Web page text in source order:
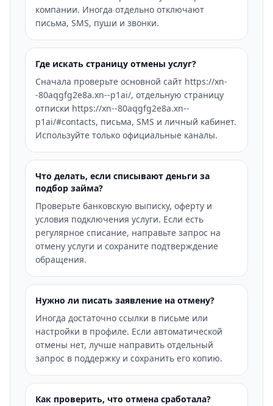
компании. Иногда отдельно отключают
письма, SMS, пуши и звонки.
Где искать страницу отмены услуг?
Сначала проверьте основной сайт https://xn-
-80aqgfg2e8a.xn--p1ai/, отдельную страницу
отписки https://xn--80aqgfg2e8a.xn--
p1ai/#contacts, письма, SMS и личный кабинет.
Используйте только официальные каналы.
Что делать, если списывают деньги за
подбор займа?
Проверьте банковскую выписку, оферту и
условия подключения услуги. Если есть
регулярное списание, направьте запрос на
отмену услуги и сохраните подтверждение
обращения.
Нужно ли писать заявление на отмену?
Иногда достаточно ссылки в письме или
настройки в профиле. Если автоматической
отмены нет, лучше направить отдельный
запрос в поддержку и сохранить его копию.
Как проверить, что отмена сработала?